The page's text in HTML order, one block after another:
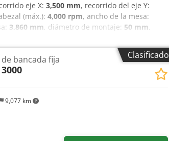
eje X: 3,500 mm, recorrido del eje Y:
(máx.): 4,000 rpm, ancho de la mesa:
3,860 mm, diámetro de montaje: 50 mm,
, Mesa rotatoria indexada FIBRO, 800 mm
Cabezal indexado: 2,5 x 2,5 grados
de virutas de doble cadena Máquina usada,
mm Eje Z: 1400 mm Longitud de la mesa:
Diámetro de la mesa: 800 mm Avance del
del eje Z: 20000 mm/min
Velocidad: 4000 rpm Cambio de
de virutas: Sí Sistema de refrigeración:
24000 kg
Clasificado
9,077 km
bancada fija